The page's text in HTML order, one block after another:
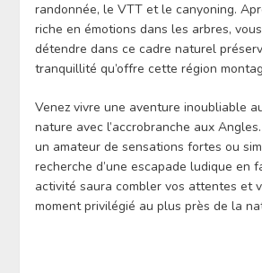
randonnée, le VTT et le canyoning.
riche en émotions dans les arbres,
détendre dans ce cadre naturel
tranquillité qu’offre cette région
Venez vivre une aventure inoubliable
nature avec l’accrobranche aux
un amateur de sensations fortes ou
recherche d’une escapade ludique en
activité saura combler vos attentes et
moment privilégié au plus près de la